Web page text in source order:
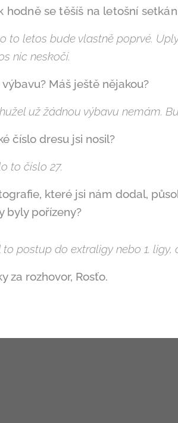
hodně se těšíš na letošní
to letos bude vlastně poprvé.
nic neskočí.
výbavu? Máš ještě nějakou?
už žádnou výbavu nemám.
číslo dresu jsi nosil?
to číslo 27.
které jsi nám dodal,
byly pořízeny?
to postup do extraligy nebo 1.
za rozhovor, Rosťo.